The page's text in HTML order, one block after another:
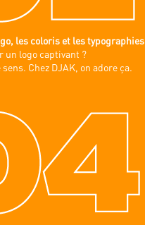
les coloris et les typographies
un logo captivant ?
Chez DJAK, on adore ça.